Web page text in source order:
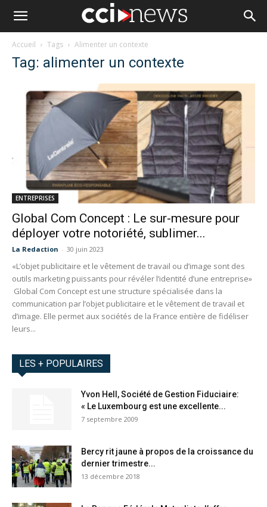
Accueil Tags Alimenter un contexte
Tag: alimenter un contexte
ENTREPRISES
Global Com Concept : Le sur-mesure pour
déployer votre notoriété, sublimer...
La Redaction - 30 juin 2023
«L’objet publicitaire et le vêtement de travail ou d’image sont des
outils marketing puissants pour révéler l’identité d’une entreprise»
Global Com Concept est une structure spécialisée dans la
communication par l’objet publicitaire et le vêtement de travail et
d’image. Elle permet aux sociétés de la France entière de fidéliser
leurs...
LES + POPULAIRES
Yvon Hell, Société de Gestion Fiduciaire:
« Le Luxembourg est une excellente...
7 septembre 2009
Bercy rit jaune à propos de la croissance du
dernier trimestre...
13 décembre 2018